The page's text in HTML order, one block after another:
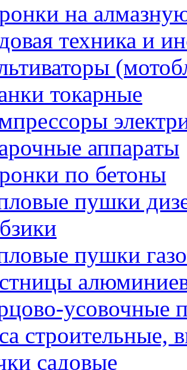
на
техника и
токарные
аппараты
по бетоны
пушки
пушки
усовочные
строительные,
садовые